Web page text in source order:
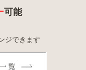
可能
ジできます